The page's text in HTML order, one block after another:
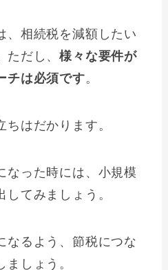
、相続税を減額したい
ただし、様々な要件が
チは必須です。
はだかります。
なった時には、小規模
てみましょう。
なるよう、節税につな
しょう。